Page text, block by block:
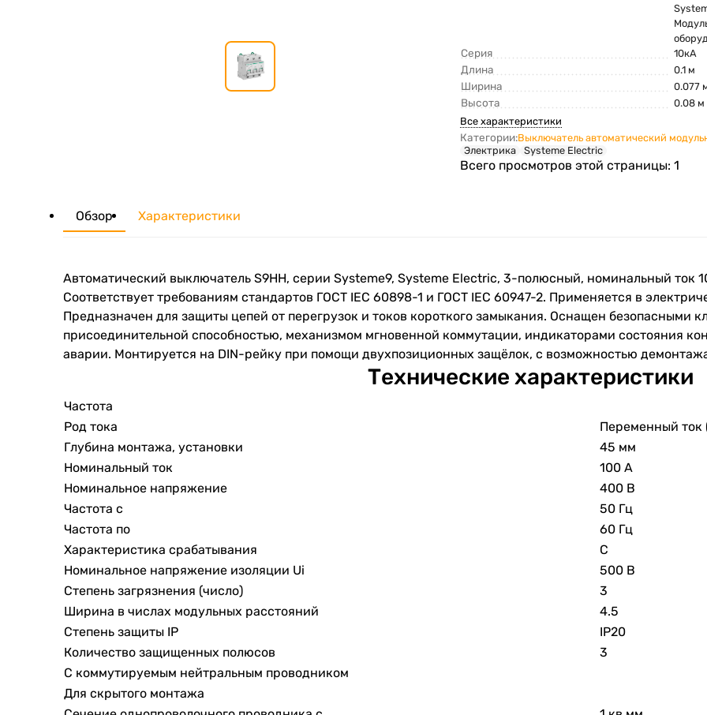
Серия
10кА
Длина 0.1 м
Ширина 0.077
Высота
0.08 м
Все характеристики
Категории:Выключатель автоматический
Электрика
Systeme Electric
Всего просмотров этой страницы:1
Обзор Характеристики
Автоматический выключатель S9НH, серии Systeme9, Systeme Electric, 3-полюсный, номинальный ток
Соответствует требованиям стандартов ГОСТ IEC 60898-1 и ГОСТ IEC 60947-2. Применяется в
Предназначен для защиты цепей от перегрузок и токов короткого замыкания. Оснащен безопасными
присоединительной способностью, механизмом мгновенной коммутации, индикаторами состояния
аварии. Монтируется на DIN-рейку при помощи двухпозиционных защёлок, с возможностью
Технические характеристики
Частота
Род тока
Переменный ток
Глубина монтажа, установки
45 мм
Номинальный ток
100 А
Номинальное напряжение
400 В
Частота с
50 Гц
Частота по
60 Гц
Характеристика срабатывания
C
Номинальное напряжение изоляции Ui
500 В
Степень загрязнения (число)
3
Ширина в числах модульных расстояний
4.5
Степень защиты IP
IP20
Количество защищенных полюсов
3
С коммутируемым нейтральным проводником
Для скрытого монтажа